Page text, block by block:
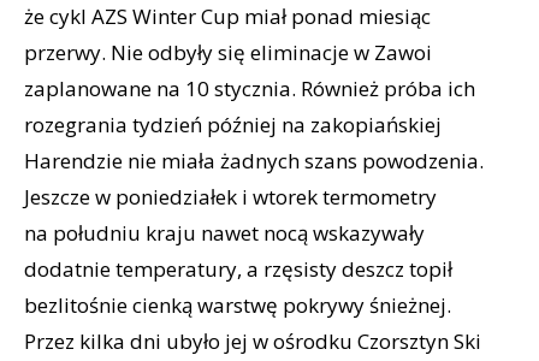
że cykl AZS Winter Cup miał ponad miesiąc
przerwy. Nie odbyły się eliminacje w Zawoi
zaplanowane na 10 stycznia. Również próba ich
rozegrania tydzień później na zakopiańskiej
Harendzie nie miała żadnych szans powodzenia.
Jeszcze w poniedziałek i wtorek termometry
na południu kraju nawet nocą wskazywały
dodatnie temperatury, a rzęsisty deszcz topił
bezlitośnie cienką warstwę pokrywy śnieżnej.
Przez kilka dni ubyło jej w ośrodku Czorsztyn Ski